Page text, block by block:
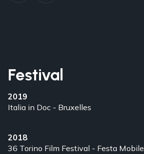
Festival
2019
Italia in Doc - Bruxelles
2018
36 Torino Film Festival - Festa Mobile